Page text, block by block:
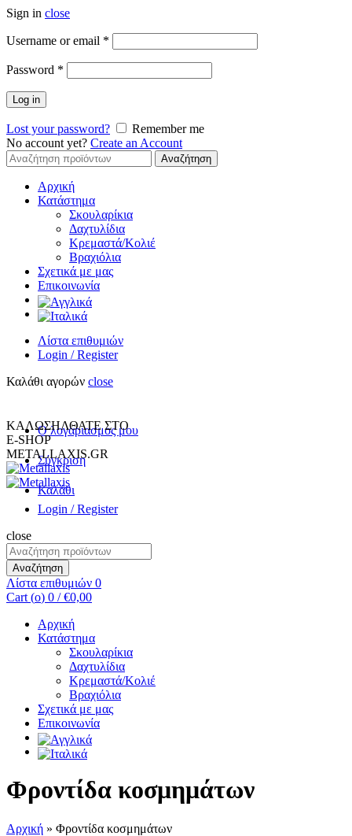
Sign in close
Username or email *
Password *
Log in
Lost your password?
Remember me
No account yet? Create an Account
Αναζήτηση
για:
Αναζήτηση
Αρχική
Κατάστημα
Σκουλαρίκια
Δαχτυλίδια
Κρεμαστά/Κολιέ
Βραχιόλια
Σχετικά με μας
Επικοινωνία
Λίστα επιθυμιών
Login / Register
Καλάθι αγορών close
Ο λογαριασμος μου
Σύγκριση
Καλάθι
ΚΑΛΩΣΗΛΘΑΤΕ ΣΤΟ
E-SHOP
METALLAXIS.GR
Login / Register
close
Αναζήτηση
για:
Αναζήτηση
Λίστα επιθυμιών 0
Cart (o) 0 / €0,00
Αρχική
Κατάστημα
Σκουλαρίκια
Δαχτυλίδια
Κρεμαστά/Κολιέ
Βραχιόλια
Σχετικά με μας
Επικοινωνία
Φροντίδα κοσμημάτων
Αρχική » Φροντίδα κοσμημάτων